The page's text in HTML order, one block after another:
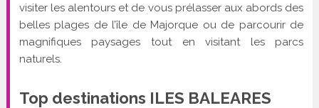
visiter les alentours et de vous prélasser aux abords des
belles plages de l’île de Majorque ou de parcourir de
magnifiques paysages tout en visitant les parcs
naturels.
Top destinations ILES BALEARES